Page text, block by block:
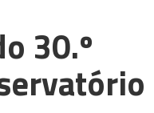
30.º